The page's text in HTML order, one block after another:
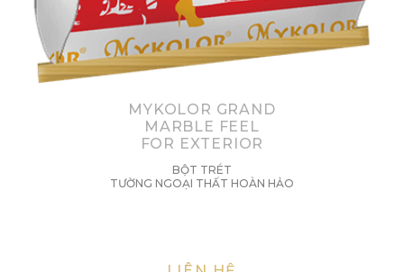
MYKOLOR GRAND
MARBLE FEEL
FOR EXTERIOR
BỘT TRÉT
TƯỜNG NGOẠI THẤT HOÀN HẢO